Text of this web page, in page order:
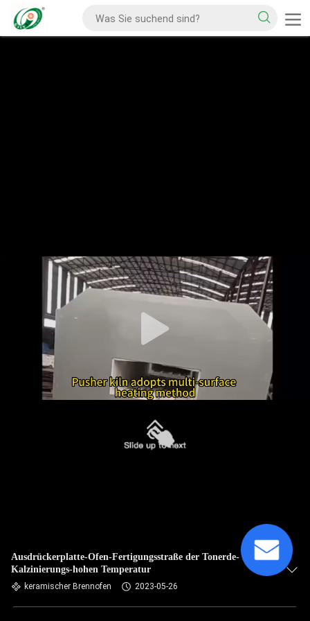
Ausdrückerplatte-Ofen-Fertigungsstraße der Tonerde-
Kalzinierungs-hohen Temperatur
keramischer Brennofen 2023-05-26